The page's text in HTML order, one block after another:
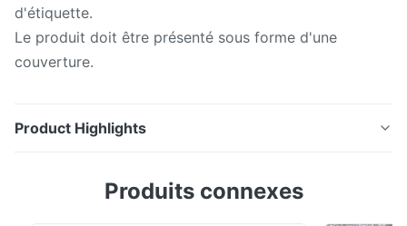
d'étiquette.
Le produit doit être présenté sous forme d'une
couverture.
Product Highlights
couche d'étiquette.Le produit doit être présenté sous
Produits connexes